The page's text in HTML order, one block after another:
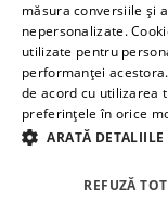
Cont
Informații
Toate
măsura conversiile și
nepersonalizate.
utilizate pentru
performanței
de acord cu utilizarea
preferințele în orice
ARATĂ DETALIILE
REFUZĂ TOT